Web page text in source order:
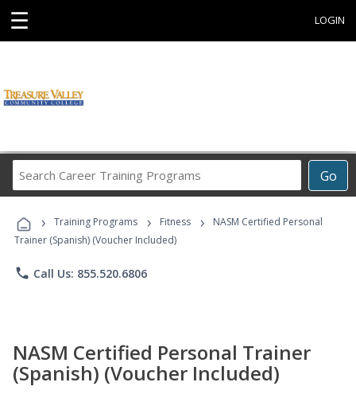
☰ LOGIN
Go
Career
Programs
› Training Programs › Fitness ›
NASM Certified Personal
Trainer (Spanish) (Voucher Included)
phone Call Us: 855.520.6806
NASM Certified Personal Trainer
(Spanish) (Voucher Included)